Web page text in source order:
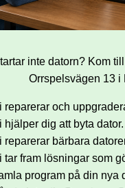
inte datorn? Kom
Orrspelsvägen 13 i
reparerar och
hjälper dig att byta dator.
reparerar bärbara
tar fram lösningar som
program på din nya